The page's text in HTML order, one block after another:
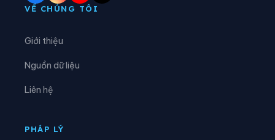
Phường Sơn Tây
VỀ CHÚNG TÔI
Giới thiệu
Nguồn dữ liệu
Liên hệ
PHÁP LÝ